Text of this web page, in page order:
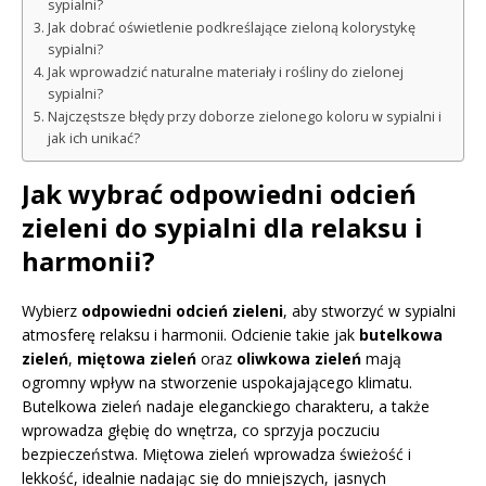
sypialni?
Jak dobrać oświetlenie podkreślające zieloną kolorystykę
sypialni?
Jak wprowadzić naturalne materiały i rośliny do zielonej
sypialni?
Najczęstsze błędy przy doborze zielonego koloru w sypialni i
jak ich unikać?
Jak wybrać odpowiedni odcień
zieleni do sypialni dla relaksu i
harmonii?
Wybierz odpowiedni odcień zieleni, aby stworzyć w sypialni
atmosferę relaksu i harmonii. Odcienie takie jak butelkowa
zieleń, miętowa zieleń oraz oliwkowa zieleń mają
ogromny wpływ na stworzenie uspokajającego klimatu.
Butelkowa zieleń nadaje eleganckiego charakteru, a także
wprowadza głębię do wnętrza, co sprzyja poczuciu
bezpieczeństwa. Miętowa zieleń wprowadza świeżość i
lekkość, idealnie nadając się do mniejszych, jasnych